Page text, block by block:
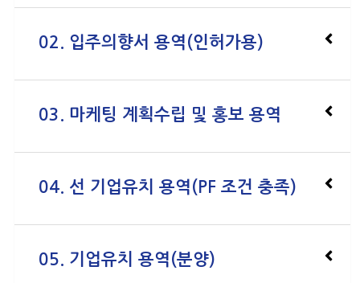
02. 입주의향서 용역(인허가용)
03. 마케팅 계획수립 및 홍보 용역
04. 선 기업유치 용역(PF 조건 충족)
05. 기업유치 용역(분양)